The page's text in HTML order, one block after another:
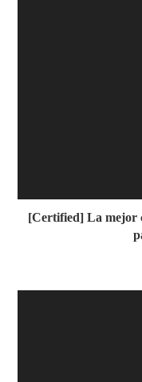
[Certified] La mejor